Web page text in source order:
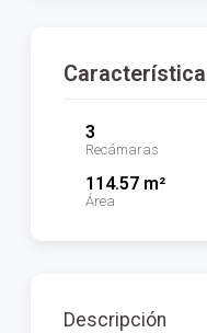
3
Recámaras
114.57 m²
Área
Descripción